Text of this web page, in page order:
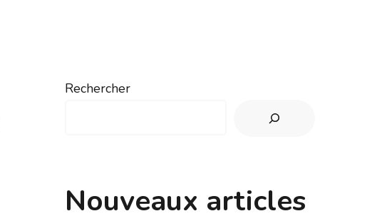
Rechercher
Nouveaux articles